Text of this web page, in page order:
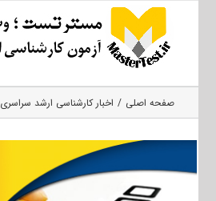
صفحه اصلی اخبار کارشناسی ارشد سراسری